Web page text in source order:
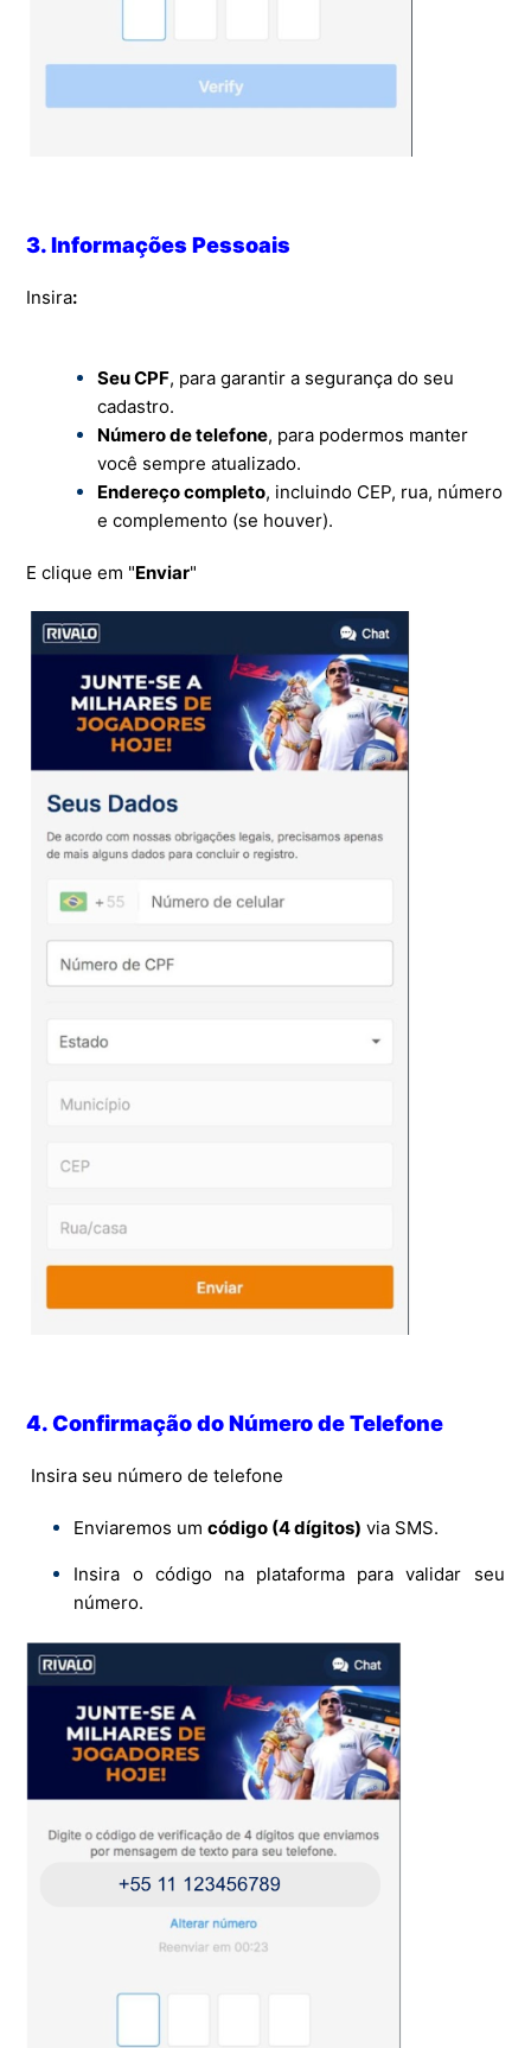
3. Informações Pessoais
Insira:
Seu CPF, para garantir a segurança do seu
cadastro.
Número de telefone, para podermos manter
você sempre atualizado.
Endereço completo, incluindo CEP, rua, número
e complemento (se houver).
E clique em "Enviar"
4. Confirmação do Número de Telefone
Insira seu número de telefone
Enviaremos umcódigo (4 dígitos) via SMS.
Insira o código na plataforma para validar seu
número.